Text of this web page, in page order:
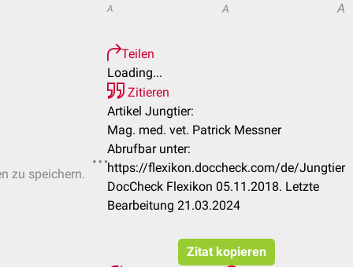
zu speichern.
A A A
Teilen
Loading...
Zitieren
Artikel Jungtier:
Mag. med. vet. Patrick Messner
Abrufbar unter:
https://flexikon.doccheck.com/de/Jungtier
DocCheck Flexikon 05.11.2018. Letzte
Bearbeitung 21.03.2024
Zitat kopieren